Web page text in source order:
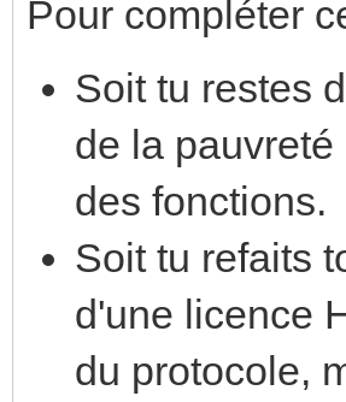
Pour compléter
Soit tu restes
de la
des fonctions.
Soit tu refaits
d'une licence
du protocole,